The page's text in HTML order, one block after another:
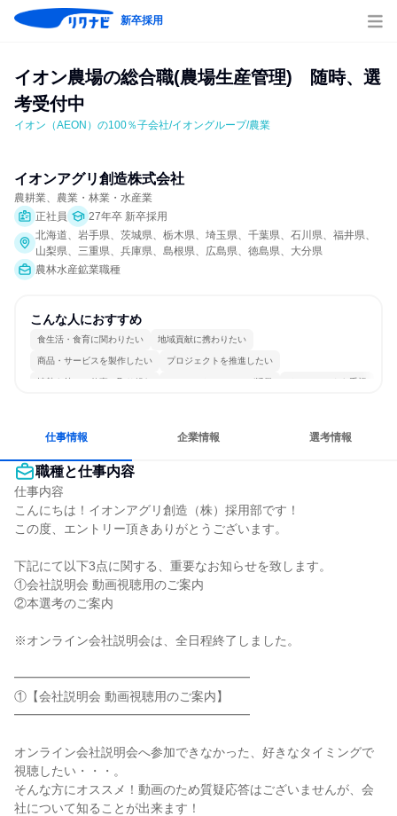
新卒採用
イオン農場の総合職(農場生産管理)　随時、選
考受付中
イオン（AEON）の100％子会社/イオングループ/農業
イオンアグリ創造株式会社
農耕業、農業・林業・水産業
正社員
27年卒 新卒採用
北海道、岩手県、茨城県、栃木県、埼玉県、千葉県、石川県、福井県、
山梨県、三重県、兵庫県、島根県、広島県、徳島県、大分県
農林水産鉱業職種
こんな人におすすめ
食生活・食育に関わりたい 地域貢献に携わりたい
商品・サービスを製作したい プロジェクトを推進したい
情熱を持って仕事に取り組む コミュニケーションが活発 チームワークを重視
仕事情報 企業情報 選考情報
職種と仕事内容
仕事内容
こんにちは！イオンアグリ創造（株）採用部です！
この度、エントリー頂きありがとうございます。
下記にて以下3点に関する、重要なお知らせを致します。
①会社説明会 動画視聴用のご案内
②本選考のご案内
※オンライン会社説明会は、全日程終了しました。
━━━━━━━━━━━━━━━━━━━
①【会社説明会 動画視聴用のご案内】
━━━━━━━━━━━━━━━━━━━
オンライン会社説明会へ参加できなかった、好きなタイミングで
視聴したい・・・。
そんな方にオススメ！動画のため質疑応答はございませんが、会
社について知ることが出来ます！